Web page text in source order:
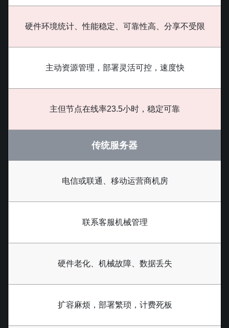
硬件环境统计、性能稳定、可靠性高、分享不受限
主动资源管理，部署灵活可控，速度快
主但节点在线率23.5小时，稳定可靠
传统服务器
电信或联通、移动运营商机房
联系客服机械管理
硬件老化、机械故障、数据丢失
扩容麻烦，部署繁琐，计费死板